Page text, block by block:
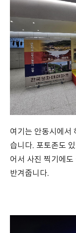
여기는 안동시에서
습니다. 포토존도
어서 사진 찍기에
반겨줍니다.